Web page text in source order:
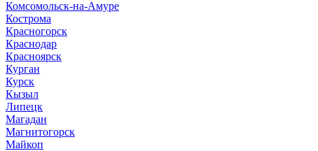
Комсомольск-на-Амуре
Кострома
Красногорск
Краснодар
Красноярск
Курган
Курск
Кызыл
Липецк
Магадан
Магнитогорск
Майкоп